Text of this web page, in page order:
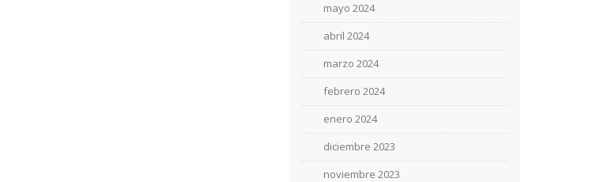
mayo 2024
abril 2024
marzo 2024
febrero 2024
enero 2024
diciembre 2023
noviembre 2023